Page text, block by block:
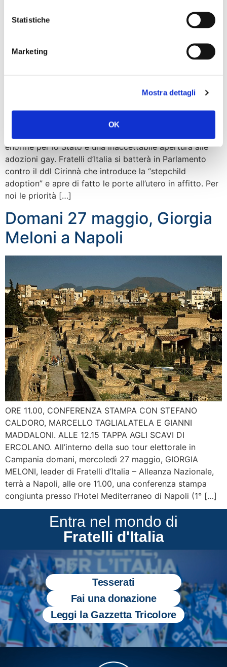
Statistiche
Marketing
Mostra dettagli
OK
di ministri eppure è stato lasciato proliferare senza […]
Unioni civili, Meloni: No a
matrimonio tra persone
…FdI si batterà contro ddl Cirinnà. «No al matrimonio
enorme per lo Stato e una inaccettabile apertura alle
adozioni gay. Fratelli d’Italia si batterà in Parlamento
contro il ddl Cirinnà che introduce la “stepchild
adoption” e apre di fatto le porte all’utero in affitto. Per
noi le priorità […]
Domani 27 maggio, Giorgia
Meloni a Napoli
ORE 11.00, CONFERENZA STAMPA CON STEFANO
CALDORO, MARCELLO TAGLIALATELA E GIANNI
MADDALONI. ALLE 12.15 TAPPA AGLI SCAVI DI
ERCOLANO. All’interno della suo tour elettorale in
Campania domani, mercoledì 27 maggio, GIORGIA
MELONI, leader di Fratelli d’Italia – Alleanza Nazionale,
terrà a Napoli, alle ore 11.00, una conferenza stampa
congiunta presso l’Hotel Mediterraneo di Napoli (1° […]
Entra nel mondo di
Fratelli d'Italia
Tesserati
Fai una donazione
Leggi la Gazzetta Tricolore